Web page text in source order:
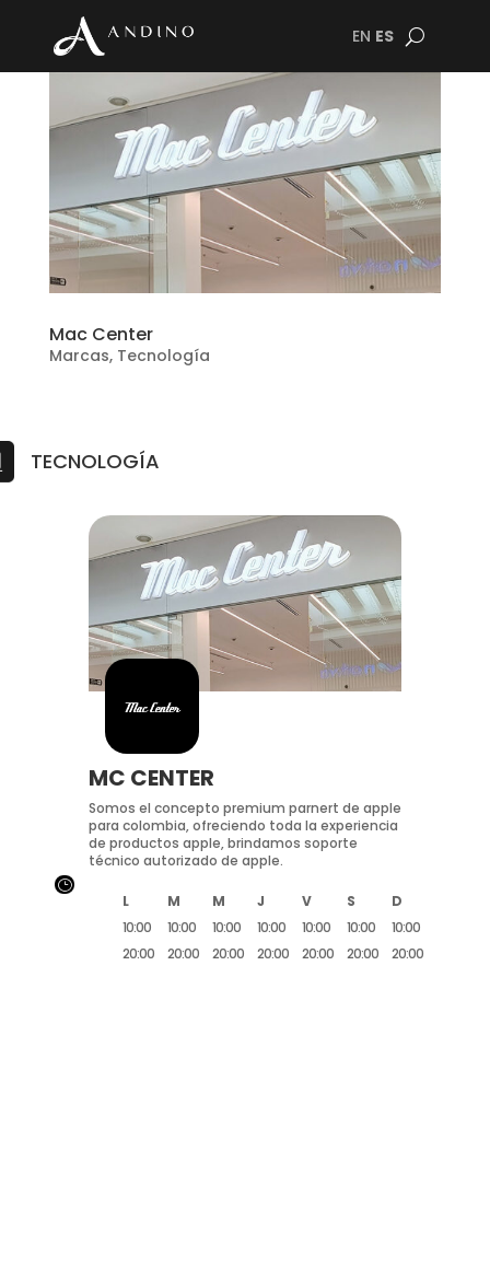
EN ES
Mac Center
Marcas, Tecnología
TECNOLOGÍA
MC CENTER
Somos el concepto premium parnert de apple
para colombia, ofreciendo toda la experiencia
de productos apple, brindamos soporte
técnico autorizado de apple.
L M M J V S
D
10:00
20:00
10:00
20:00
10:00
20:00
10:00
20:00
10:00
20:00
10:00
20:00
10:00
20:00
}